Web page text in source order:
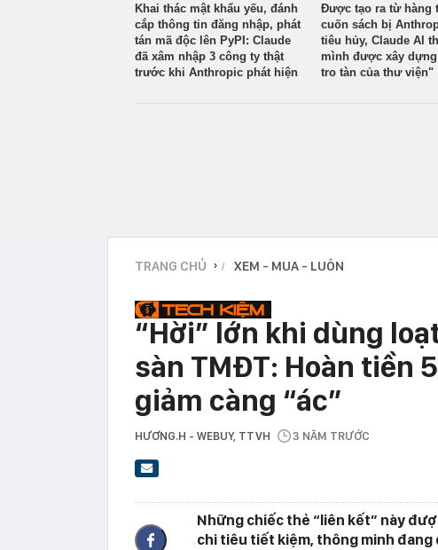
Khai thác mật khẩu yếu, đánh
cắp thông tin đăng nhập, phát
tán mã độc lên PyPI: Claude
đã xâm nhập 3 công ty thật
trước khi Anthropic phát hiện
Được tạo ra từ hàng
cuốn sách bị
tiêu hủy, Claude AI
mình được xây
tro tàn của thư viện"
TRANG CHỦ › XEM - MUA - LUÔN
“Hời” lớn khi dùng
sàn TMĐT: Hoàn tiền
giảm càng “ác”
HƯƠNG.H - WEBUY, TTVH 3 NĂM TRƯỚC
Những chiếc thẻ “liên kết” này
chi tiêu tiết kiệm, thông minh